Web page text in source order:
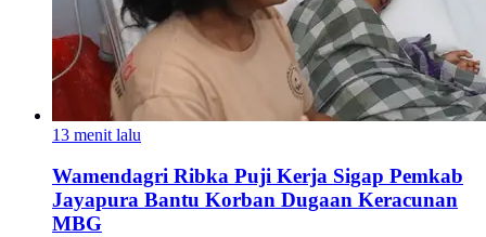
13 menit lalu
Wamendagri Ribka Puji Kerja Sigap Pemkab
Jayapura Bantu Korban Dugaan Keracunan
MBG